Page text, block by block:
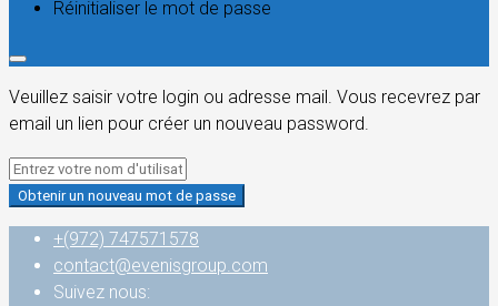
Réinitialiser le mot de passe
Veuillez saisir votre login ou adresse mail. Vous recevrez par
email un lien pour créer un nouveau password.
Obtenir un nouveau mot de passe
+(972) 747571578
contact@evenisgroup.com
Suivez nous: